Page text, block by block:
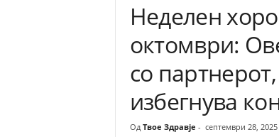
Неделен
октомври:
со
избегнува
Од Твое Здравје - септември 28, 2025